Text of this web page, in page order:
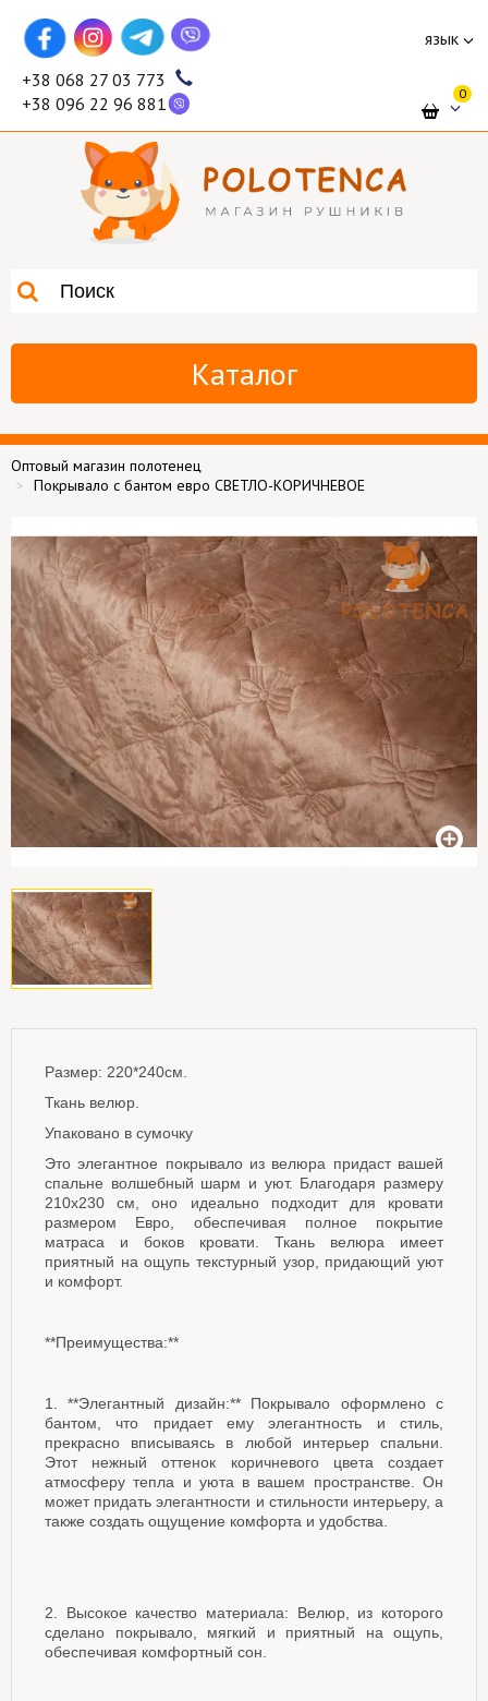
язык
+38 068 27 03 773
+38 096 22 96 881
0
Каталог
Оптовый магазин полотенец
Покрывало с бантом евро СВЕТЛО-КОРИЧНЕВОЕ
Размер: 220*240см.
Ткань велюр.
Упаковано в сумочку
Это элегантное покрывало из велюра придаст вашей
спальне волшебный шарм и уют. Благодаря размеру
210x230 см, оно идеально подходит для кровати
размером Евро, обеспечивая полное покрытие
матраса и боков кровати. Ткань велюра имеет
приятный на ощупь текстурный узор, придающий уют
и комфорт.
**Преимущества:**
1. **Элегантный дизайн:** Покрывало оформлено с
бантом, что придает ему элегантность и стиль,
прекрасно вписываясь в любой интерьер спальни.
Этот нежный оттенок коричневого цвета создает
атмосферу тепла и уюта в вашем пространстве. Он
может придать элегантности и стильности интерьеру, а
также создать ощущение комфорта и удобства.
2. Высокое качество материала: Велюр, из которого
сделано покрывало, мягкий и приятный на ощупь,
обеспечивая комфортный сон.